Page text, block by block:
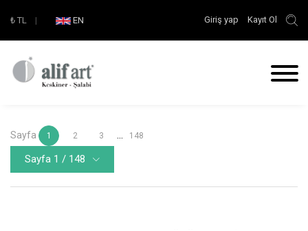
₺ TL | EN Giriş yap Kayıt Ol
Sayfa 1 2 3 148
Sayfa 1 / 148